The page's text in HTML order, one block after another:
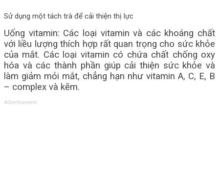
Sử dụng một tách trà để cải thiện thị lực
Uống vitamin: Các loại vitamin và các khoáng chất
với liều lượng thích hợp rất quan trọng cho sức khỏe
của mắt. Các loại vitamin có chứa chất chống oxy
hóa và các thành phần giúp cải thiện sức khỏe và
làm giảm mỏi mắt, chẳng hạn như vitamin A, C, E, B
– complex và kẽm.
Advertisement